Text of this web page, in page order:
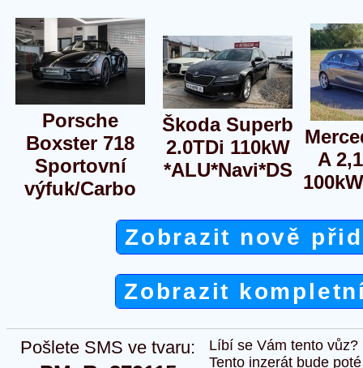
Porsche
Boxster 718
Sportovní
výfuk/Carbo
Škoda Superb
2.0TDi 110kW
*ALU*Navi*DS
A
Zobrazit nově
Zobrazit
Pošlete SMS ve tvaru:
Líbí se Vám tento
Tento inzerát bude